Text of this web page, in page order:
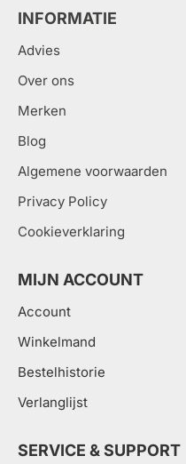
INFORMATIE
Advies
Over ons
Merken
Blog
Algemene voorwaarden
Privacy Policy
Cookieverklaring
MIJN ACCOUNT
Account
Winkelmand
Bestelhistorie
Verlanglijst
SERVICE & SUPPORT